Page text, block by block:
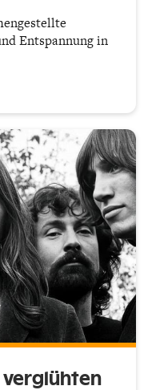
Entspannung in
verglühten